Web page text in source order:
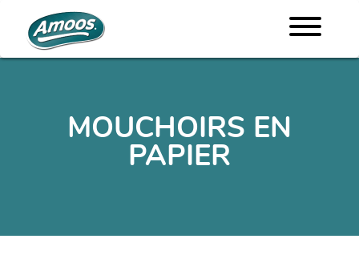
MOUCHOIRS EN
PAPIER